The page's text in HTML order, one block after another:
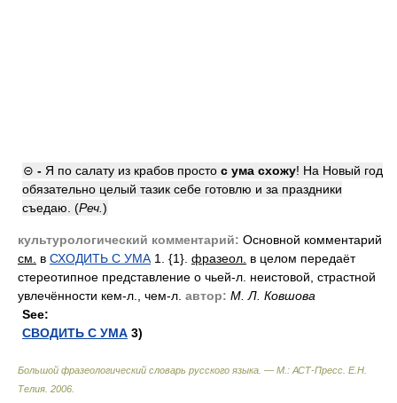
⊝ - Я по салату из крабов просто с ума схожу! На Новый год
обязательно целый тазик себе готовлю и за праздники
съедаю. (Реч. )
культурологический комментарий: Основной комментарий
см.
в СХОДИТЬ С УМА 1. {1}. фразеол. в целом передаёт
стереотипное представление о чьей-л. неистовой, страстной
увлечённости кем-л., чем-л. автор: М. Л. Ковшова
See:
СВОДИТЬ С УМА 3)
Большой фразеологический словарь русского языка. — М.: АСТ-Пресс Е.Н.
Телия 2006